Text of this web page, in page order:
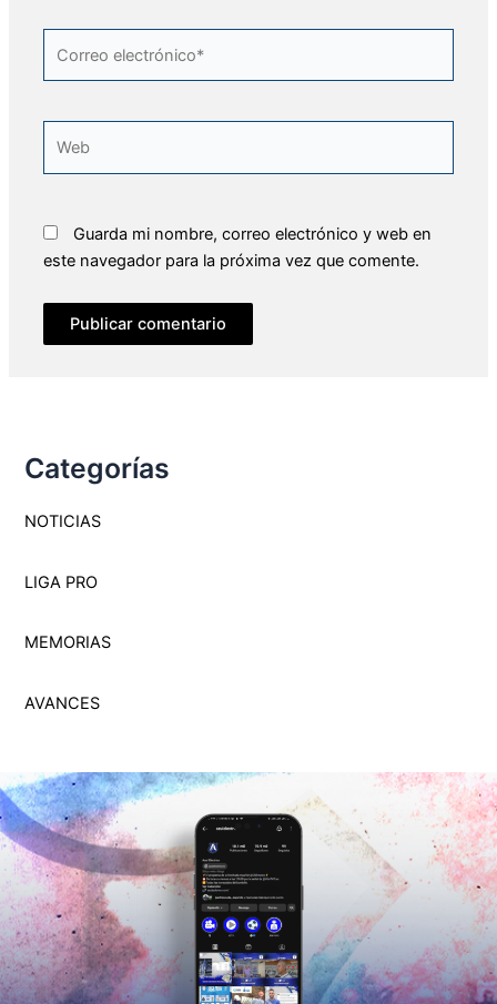
electrónico*
Guarda mi nombre, correo electrónico y web en
este navegador para la próxima vez que comente.
Categorías
NOTICIAS
LIGA PRO
MEMORIAS
AVANCES